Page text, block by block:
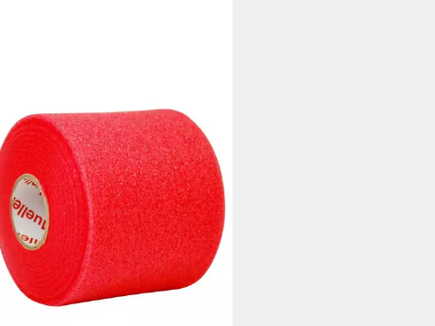
Wundpflaster Tape-Unterzugbinde
2,99 €
lieferbar - in 6-7 Werktagen bei dir